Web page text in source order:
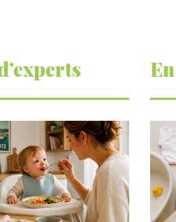
Une loutre en
enfants, un
animal qui
change des
grands
classiques !
Les peluches quelles
Les